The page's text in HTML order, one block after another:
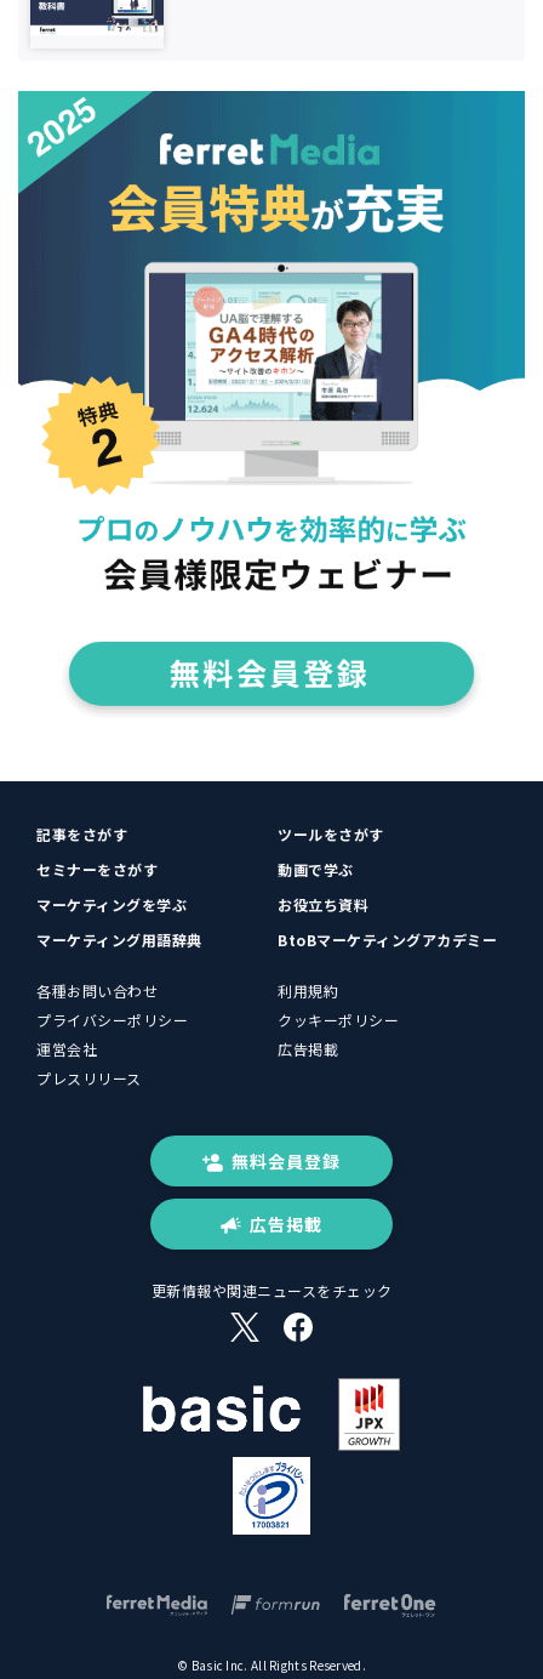
記事をさがす
ツールをさがす
セミナーをさがす
動画で学ぶ
マーケティングを学ぶ
お役立ち資料
マーケティング用語辞典
BtoBマーケティングアカデミー
各種お問い合わせ
利用規約
プライバシーポリシー
クッキーポリシー
運営会社
広告掲載
プレスリリース
無料会員登録
広告掲載
更新情報や関連ニュースをチェック
© Basic Inc. All Rights Reserved.